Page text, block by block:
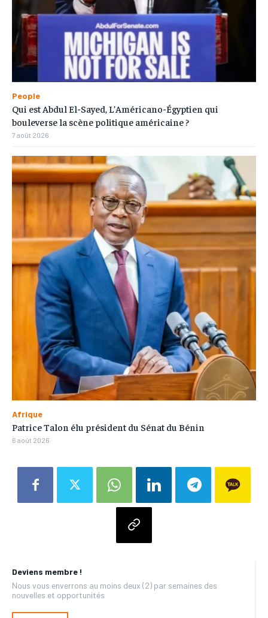
Deviens membre !
Nous vous enverrons au moins deux (2) par semaines des
nouvelles et opportunités
People
Qui est Abdul El-Sayed, L’Américano-Égyptien qui
bouleverse la scène politique américaine ?
7 août 2026
Afrique
Patrice Talon élu président du Sénat du Bénin
6 août 2026